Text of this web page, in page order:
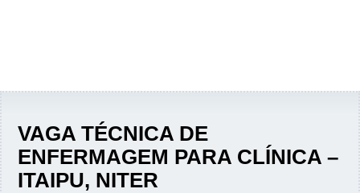
VAGA TÉCNICA DE
ENFERMAGEM PARA CLÍNICA –
ITAIPU, NITER